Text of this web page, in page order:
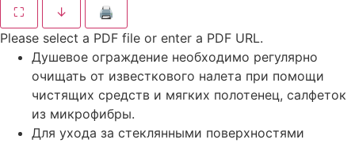
⛶ ↓
🖨
Please select a PDF file or enter a PDF URL.
Душевое ограждение необходимо регулярно
очищать от известкового налета при помощи
чистящих средств и мягких полотенец, салфеток
из микрофибры.
Для ухода за стеклянными поверхностями